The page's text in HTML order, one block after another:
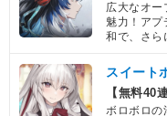
広大なオー
魅力！アプ
和で、さら
スイート
【無料40
ボロボロの